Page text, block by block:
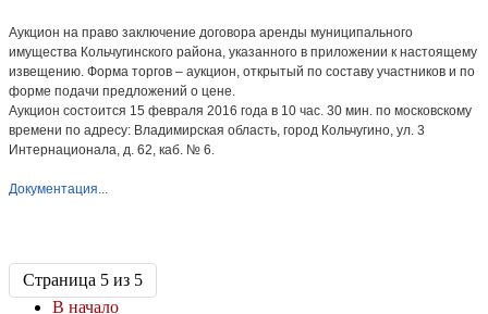
Аукцион на право заключение договора аренды муниципального
имущества Кольчугинского района, указанного в приложении к настоящему
извещению. Форма торгов – аукцион, открытый по составу участников и по
форме подачи предложений о цене.
Аукцион состоится 15 февраля 2016 года в 10 час. 30 мин. по московскому
времени по адресу: Владимирская область, город Кольчугино, ул. 3
Интернационала, д. 62, каб. № 6.
Документация...
Страница 5 из 5
В начало